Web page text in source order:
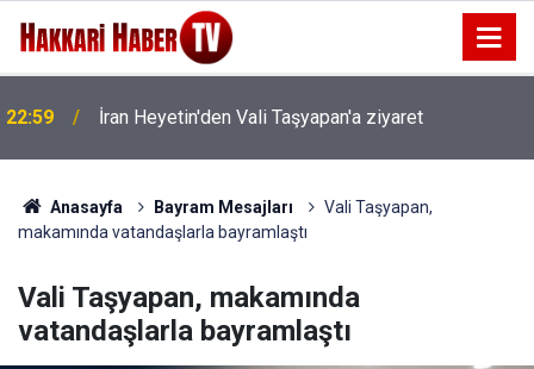
22:53 İran Sınırında 7 Kilo 720 Gram Eroin ele geçirildi
Anasayfa Bayram Mesajları
Vali Taşyapan,
makamında vatandaşlarla bayramlaştı
Vali Taşyapan, makamında
vatandaşlarla bayramlaştı